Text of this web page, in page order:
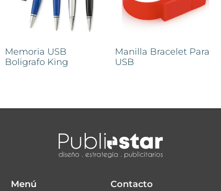
Memoria USB
Boligrafo King
Manilla Bracelet Para
USB
Menú Contacto